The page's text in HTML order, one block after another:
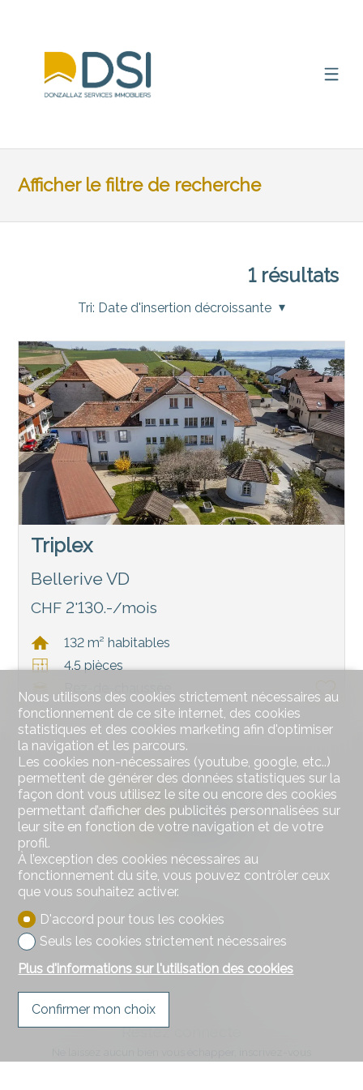
Afficher le filtre de recherche
1résultats
Tri: Date d'insertion décroissante
Triplex
Bellerive VD
CHF 2'130.-/mois
132 m² habitables
4.5 pièces
Rez-de-chaussée
DSI Donzallaz Services Immobiliers Sàrl
Rue de l'Industrie 8
Tél.026 919 17 17
info@d-si.ch
Restez connecté
gratuitement.
Nous utilisons des cookies strictement nécessaires au
fonctionnement de ce site internet, des cookies
statistiques et des cookies marketing afin d'optimiser
la navigation et les parcours.
Les cookies non-nécessaires (youtube, google, etc..)
permettent de générer des données statistiques sur la
façon dont vous utilisez le site ou encore des cookies
permettant d’afficher des publicités personnalisées sur
leur site en fonction de votre navigation et de votre
profil.
À l’exception des cookies nécessaires au
fonctionnement du site, vous pouvez contrôler ceux
que vous souhaitez activer.
D'accord pour tous les cookies
Seuls les cookies strictement nécessaires
Plus d'informations sur l'utilisation des cookies
Confirmer mon choix